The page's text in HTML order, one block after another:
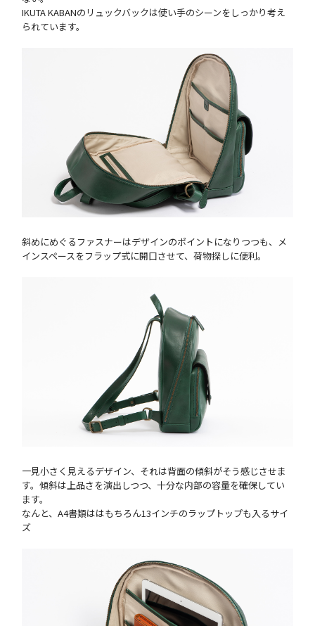
IKUTA KABANのリュックバックは使い手のシーンをしっかり考え
られています。
斜めにめぐるファスナーはデザインのポイントになりつつも、メ
インスペースをフラップ式に開口させて、荷物探しに便利。
一見小さく見えるデザイン、それは背面の傾斜がそう感じさせま
す。傾斜は上品さを演出しつつ、十分な内部の容量を確保してい
ます。
なんと、A4書類ははもちろん13インチのラップトップも入るサイ
ズ